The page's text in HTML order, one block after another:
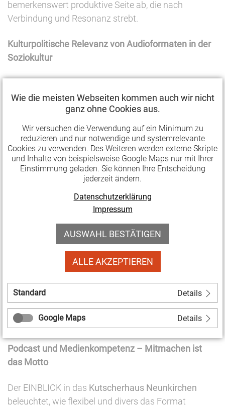
bemerkenswert produktive Seite ab, die nach
Verbindung und Resonanz strebt.
Kulturpolitische Relevanz von Audioformaten in der
Soziokultur
Vorstandsmitglied des Bundesverbands Soziokultur
und Geschäftsführerin bei STADTKULTUR HAMBURG,
undTorsten Wiegel
, Vorstandsvorsitzender des
Landesverbands Soziokultur Sachsen, über die
politische Relevanz von Audioformaten. In der
soziokulturellen Ausgestaltung dieser Formate gehe
es nicht darum, ein Produkt für eine passiv
konsumierende Hörerschaft zu schaffen, sondern um
Aktivierung und die Einladung zum Mitmachen. Auch
Teilhabe, um zu funktionieren.
Jan Bönkost, während Carsten Nolte, Referent bei
SOZIOKULTUR NRW, feststellt, dass Audioformate
während der Pandemie vermehrt in den Förderfokus
geraten sind.
Podcast und Medienkompetenz – Mitmachen ist
das Motto
Der EINBLICK in das Kutscherhaus Neunkirchen
beleuchtet, wie flexibel und divers das Format
Wie die meisten Webseiten kommen auch wir nicht
ganz ohne Cookies aus.
Wir versuchen die Verwendung auf ein Minimum zu
reduzieren und nur notwendige und systemrelevante
Cookies zu verwenden. Des Weiteren werden externe Skripte
und Inhalte von beispielsweise Google Maps nur mit Ihrer
Einstimmung geladen. Sie können Ihre Entscheidung
jederzeit ändern.
Datenschutzerklärung
Impressum
AUSWAHL BESTÄTIGEN
ALLE AKZEPTIEREN
Standard Details
Google Maps Details